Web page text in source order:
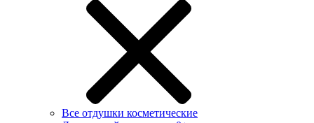
Все отдушки косметические